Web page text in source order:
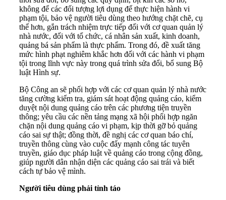
không để các đối tượng lợi dụng để thực hiện hành vi
phạm tội, bảo vệ người tiêu dùng theo hướng chặt chẽ, cụ
thể hơn, gắn trách nhiệm trực tiếp đối với cơ quan quản lý
nhà nước, đối với tổ chức, cá nhân sản xuất, kinh doanh,
quảng bá sản phẩm là thực phẩm. Trong đó, đề xuất tăng
mức hình phạt nghiêm khắc hơn đối với các hành vi phạm
tội trong lĩnh vực này trong quá trình sửa đổi, bổ sung Bộ
luật Hình sự.
Bộ Công an sẽ phối hợp với các cơ quan quản lý nhà nước
tăng cường kiểm tra, giám sát hoạt động quảng cáo, kiểm
duyệt nội dung quảng cáo trên các phương tiện truyền
thông; yêu cầu các nền tảng mạng xã hội phối hợp ngăn
chặn nội dung quảng cáo vi phạm, kịp thời gỡ bỏ quảng
cáo sai sự thật; đồng thời, đề nghị các cơ quan báo chí,
truyền thông cùng vào cuộc đẩy mạnh công tác tuyên
truyền, giáo dục pháp luật về quảng cáo trong cộng đồng,
giúp người dân nhận diện các quảng cáo sai trái và biết
cách tự bảo vệ mình.
Người tiêu dùng phải tỉnh táo